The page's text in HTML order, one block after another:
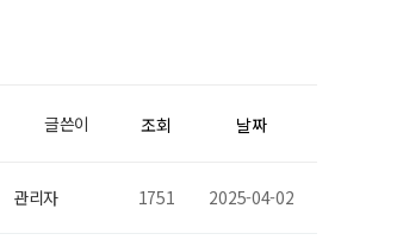
글쓴이 조회 날짜
관리자 1751 2025-04-02